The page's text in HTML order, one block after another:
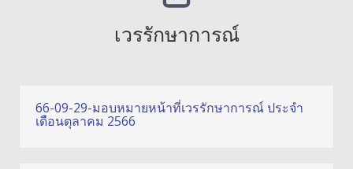
เวรรักษาการณ์
66-09-29-มอบหมายหน้าที่เวรรักษาการณ์ ประจำ
เดือนตุลาคม 2566